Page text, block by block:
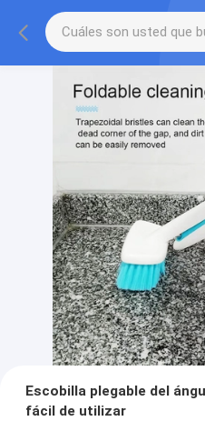
Escobilla plegable del
fácil de utilizar